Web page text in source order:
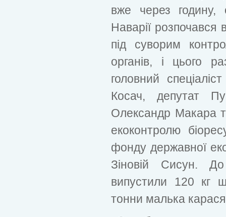
вже через годину,
Наварії розпочався
під суворим
органів, і цього
головний
Косач, депутат
Олександр Макара
екоконтролю
фонду державної
Зіновій Сисун.
випустили 120 кг
тонни малька